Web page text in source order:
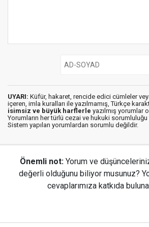
UYARI: Küfür, hakaret, rencide edici cümleler
içeren, imla kuralları ile yazılmamış, Türkçe
isimsiz ve büyük harflerle yazılmış yorumlar
Yorumların her türlü cezai ve hukuki
Sistem yapılan yorumlardan sorumlu değildir.
Önemli not: Yorum ve
değerli olduğunu biliyor musunuz?
cevaplarımıza katkıda